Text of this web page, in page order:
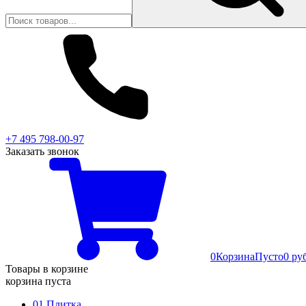
+7 495 798-00-97
Заказать звонок
0КорзинаПусто0
Товары в корзине
корзина пуста